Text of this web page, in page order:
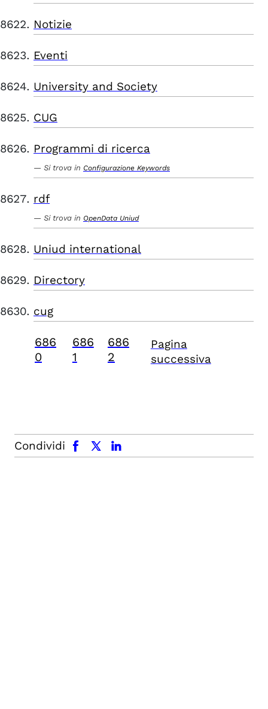
Notizie
Eventi
University and Society
CUG
Programmi di ricerca
Si trova in Configurazione Keywords
rdf
Si trova in OpenData Uniud
Uniud international
Directory
cug
686
0
686
1
686
2
Pagina
successiva
Condividi
facebook x.com linkedin